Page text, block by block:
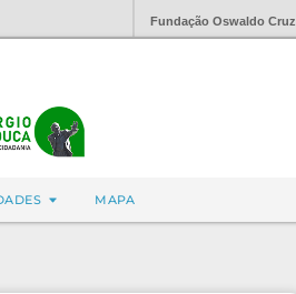
Fundação Oswaldo Cruz
MAPA